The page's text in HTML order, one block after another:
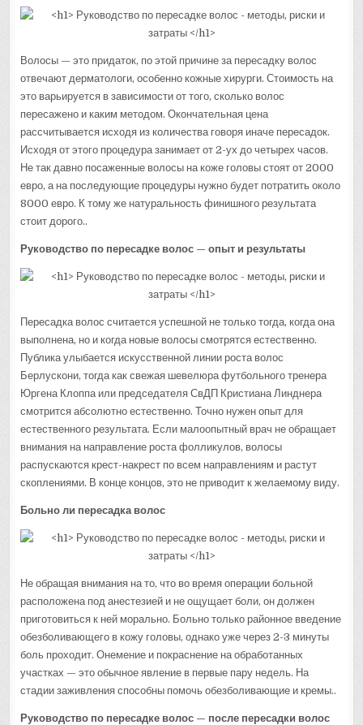
Волосы — это придаток, по этой причине за пересадку волос
отвечают дерматологи, особенно кожные хирурги. Стоимость на
это варьируется в зависимости от того, сколько волос
пересажено и каким методом. Окончательная цена
рассчитывается исходя из количества говоря иначе пересадок.
Исходя от этого процедура занимает от 2-ух до четырех часов.
Не так давно посаженные волосы на коже головы стоят от 2000
евро, а на последующие процедуры нужно будет потратить около
8000 евро. К тому же натуральность финишного результата
стоит дорого..
Руководство по пересадке волос — опыт и результаты
Пересадка волос считается успешной не только тогда, когда она
выполнена, но и когда новые волосы смотрятся естественно.
Публика улыбается искусственной линии роста волос
Берлускони, тогда как свежая шевелюра футбольного тренера
Юргена Клоппа или председателя СвДП Кристиана Линднера
смотрится абсолютно естественно. Точно нужен опыт для
естественного результата. Если малоопытный врач не обращает
внимания на направление роста фолликулов, волосы
распускаются крест-накрест по всем направлениям и растут
скоплениями. В конце концов, это не приводит к желаемому виду.
Больно ли пересадка волос
Не обращая внимания на то, что во время операции больной
расположена под анестезией и не ощущает боли, он должен
приготовиться к ней морально. Больно только районное введение
обезболивающего в кожу головы, однако уже через 2-3 минуты
боль проходит. Онемение и покраснение на обработанных
участках — это обычное явление в первые пару недель. На
стадии заживления способны помочь обезболивающие и кремы..
Руководство по пересадке волос — после пересадки волос